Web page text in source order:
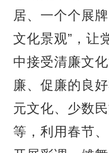
居、一个个展
文化景观”，让
中接受清廉文
廉、促廉的良
元文化、少数
等，利用春节